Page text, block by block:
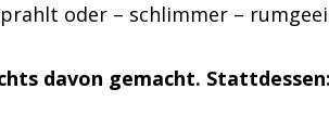
oder – schlimmer –
davon gemacht.